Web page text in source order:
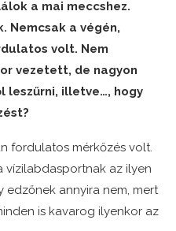
a mai meccshez.
Nemcsak a végén,
volt. Nem
vezetett, de nagyon
leszűrni, illetve…, hogy
fordulatos mérkőzés volt.
vízilabdasportnak az ilyen
edzőnek annyira nem, mert
is kavarog ilyenkor az